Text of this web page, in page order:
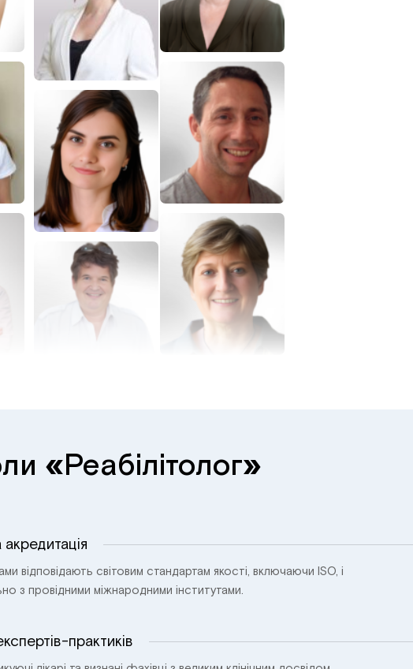
«Реабілітолог»
відповідають світовим стандартам якості, включаючи ISO, і
з провідними міжнародними інститутами.
практиків